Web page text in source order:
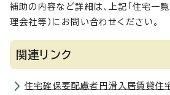
補助の内容など詳細は、上記「住宅一覧
理会社等）にお問い合わせください。
関連リンク
住宅確保要配慮者円滑入居賃貸住宅